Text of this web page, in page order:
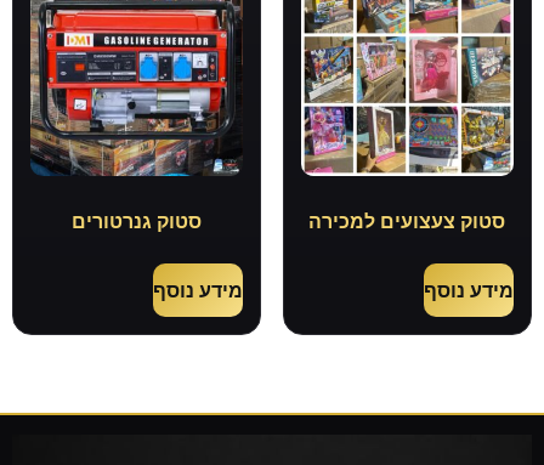
סטוק צעצועים למכירה
מידע נוסף
סטוק גנרטורים
מידע נוסף